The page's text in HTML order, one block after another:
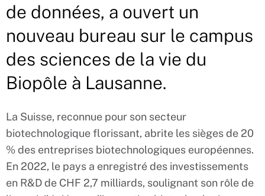
de données, a ouvert un
nouveau bureau sur le campus
des sciences de la vie du
Biopôle à Lausanne.
La Suisse, reconnue pour son secteur
biotechnologique florissant, abrite les sièges de 20
% des entreprises biotechnologiques européennes.
En 2022, le pays a enregistré des investissements
en R&D de CHF 2,7 milliards, soulignant son rôle de